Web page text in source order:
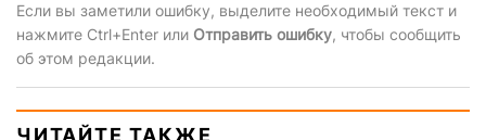
Если вы заметили ошибку, выделите необходимый текст и
нажмите Ctrl+Enter или Отправить ошибку, чтобы сообщить
об этом редакции.
ЧИТАЙТЕ ТАКЖЕ